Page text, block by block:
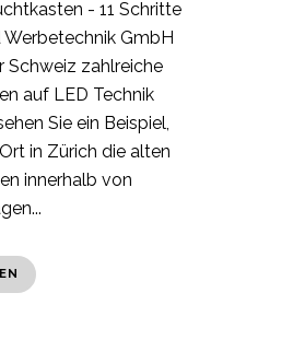
- 11 Schritte
Werbetechnik GmbH
Schweiz zahlreiche
auf LED Technik
Sie ein Beispiel,
in Zürich die alten
innerhalb von